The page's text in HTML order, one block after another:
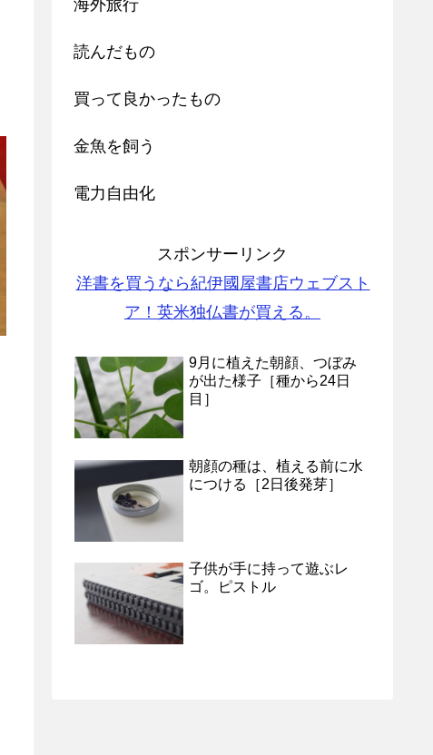
海外旅行
読んだもの
買って良かったもの
金魚を飼う
電力自由化
スポンサーリンク
洋書を買うなら紀伊國屋書店ウェブスト
ア！英米独仏書が買える。
9月に植えた朝顔、つぼみ
が出た様子［種から24日
目］
朝顔の種は、植える前に水
につける［2日後発芽］
子供が手に持って遊ぶレ
ゴ。ピストル